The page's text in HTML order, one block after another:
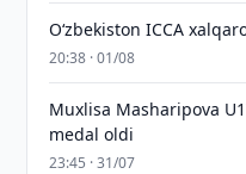
O‘zbekiston ICCA
20:38 · 01/08
Muxlisa Masharipova
medal oldi
23:45 · 31/07